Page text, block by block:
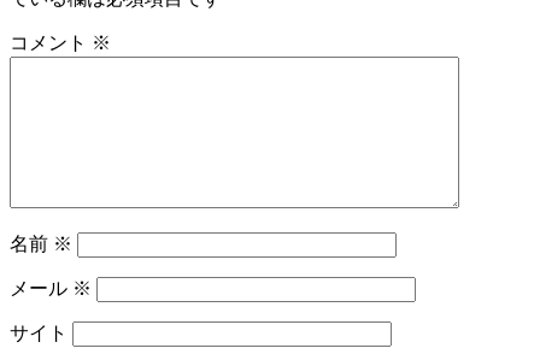
コメント ※
名前 ※
メール ※
サイト